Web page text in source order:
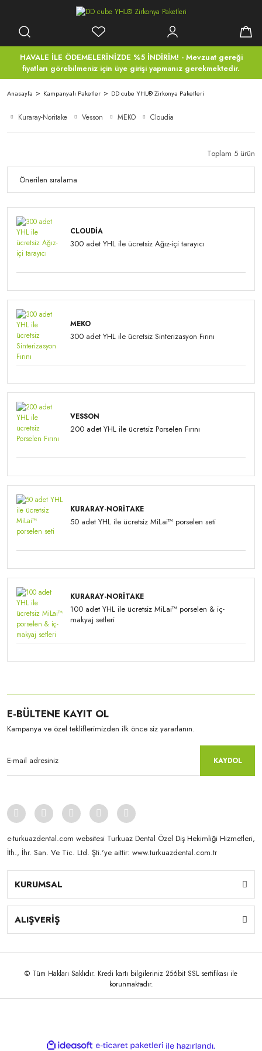
HAVALE İLE ÖDEMELERİNİZDE %5 İNDİRİM! - Mevzuat gereği
fiyatları görebilmeniz için üye girişi yapmanız gerekmektedir.
Anasayfa Kampanyalı Paketler DD cube YHL® Zirkonya Paketleri
Kuraray-Noritake Vesson MEKO Cloudia
Toplam 5 ürün
CLOUDIA
300 adet YHL ile ücretsiz Ağız-içi tarayıcı
MEKO
300 adet YHL ile ücretsiz Sinterizasyon Fırını
VESSON
200 adet YHL ile ücretsiz Porselen Fırını
KURARAY-NORITAKE
50 adet YHL ile ücretsiz MiLai™ porselen seti
KURARAY-NORITAKE
100 adet YHL ile ücretsiz MiLai™ porselen & iç-
makyaj setleri
E-BÜLTENE KAYIT OL
Kampanya ve özel tekliflerimizden ilk önce siz yararlanın.
KAYDOL
e-turkuazdental.com websitesi Turkuaz Dental Özel Diş Hekimliği Hizmetleri,
İth., İhr. San. Ve Tic. Ltd. Şti.'ye aittir: www.turkuazdental.com.tr
KURUMSAL
ALIŞVERİŞ
© Tüm Hakları Saklıdır. Kredi kartı bilgileriniz 256bit SSL sertifikası ile
korunmaktadır.
ideasoft e-